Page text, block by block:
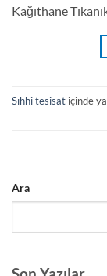
Kağıthane
Sıhhi tesisat içinde
Ara